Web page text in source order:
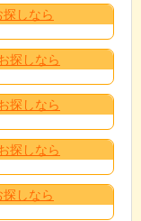
しなら
探しなら
探しなら
探しなら
しなら